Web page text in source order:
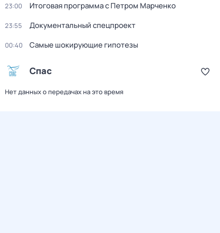
23:00 Итоговая программа с Петром Марченко
23:55 Документальный спецпроект
00:40 Самые шoкиpующие гипотезы
Спас
Нет данных о передачах на это время